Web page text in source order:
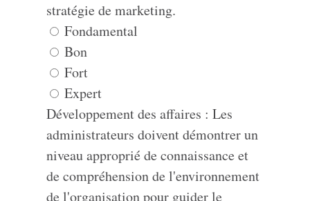
stratégie de marketing.
Fondamental
Bon
Fort
Expert
Développement des affaires : Les
administrateurs doivent démontrer un
niveau approprié de connaissance et
de compréhension de l'environnement
de l'organisation pour guider le